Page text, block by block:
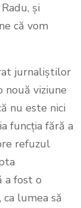
și
că vom
jurnaliștilor
nouă viziune
nu este nici
funcția fără a
refuzul
a fost o
ca lumea să